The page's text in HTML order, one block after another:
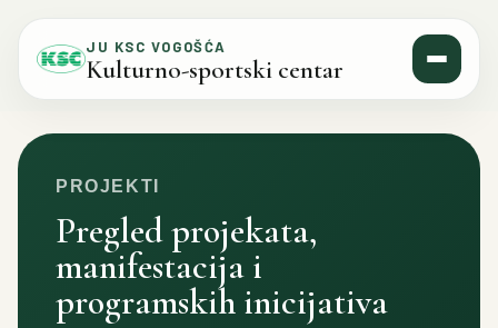
JU KSC VOGOŠĆA
Kulturno-sportski centar
PROJEKTI
Pregled projekata,
manifestacija i
programskih inicijativa